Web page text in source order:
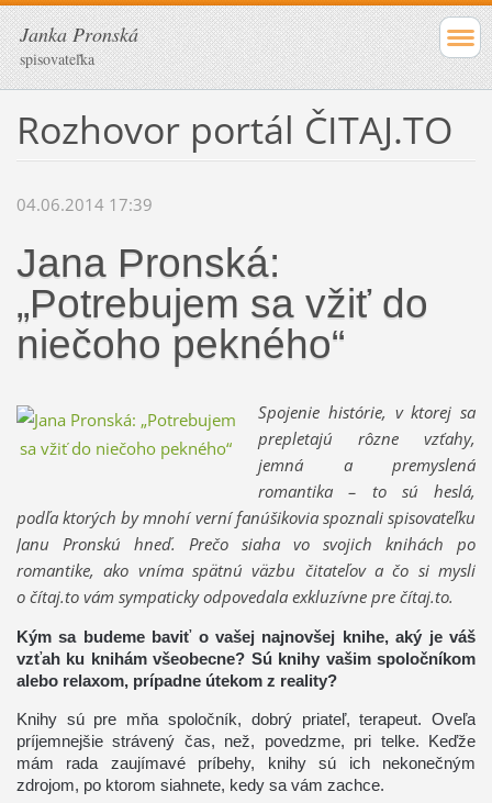
Janka Pronská
spisovateľka
Rozhovor portál ČITAJ.TO
04.06.2014 17:39
Jana Pronská:
„Potrebujem sa vžiť do
niečoho pekného“
Spojenie histórie, v ktorej sa
prepletajú rôzne vzťahy,
jemná a premyslená
romantika – to sú heslá,
podľa ktorých by mnohí verní fanúšikovia spoznali spisovateľku
Janu Pronskú hneď. Prečo siaha vo svojich knihách po
romantike, ako vníma spätnú väzbu čitateľov a čo si myslí
o čítaj.to vám sympaticky odpovedala exkluzívne pre čítaj.to.
Kým sa budeme baviť o vašej najnovšej knihe, aký je váš
vzťah ku knihám všeobecne? Sú knihy vašim spoločníkom
alebo relaxom, prípadne útekom z reality?
Knihy sú pre mňa spoločník, dobrý priateľ, terapeut. Oveľa
príjemnejšie strávený čas, než, povedzme, pri telke. Keďže
mám rada zaujímavé príbehy, knihy sú ich nekonečným
zdrojom, po ktorom siahnete, kedy sa vám zachce.